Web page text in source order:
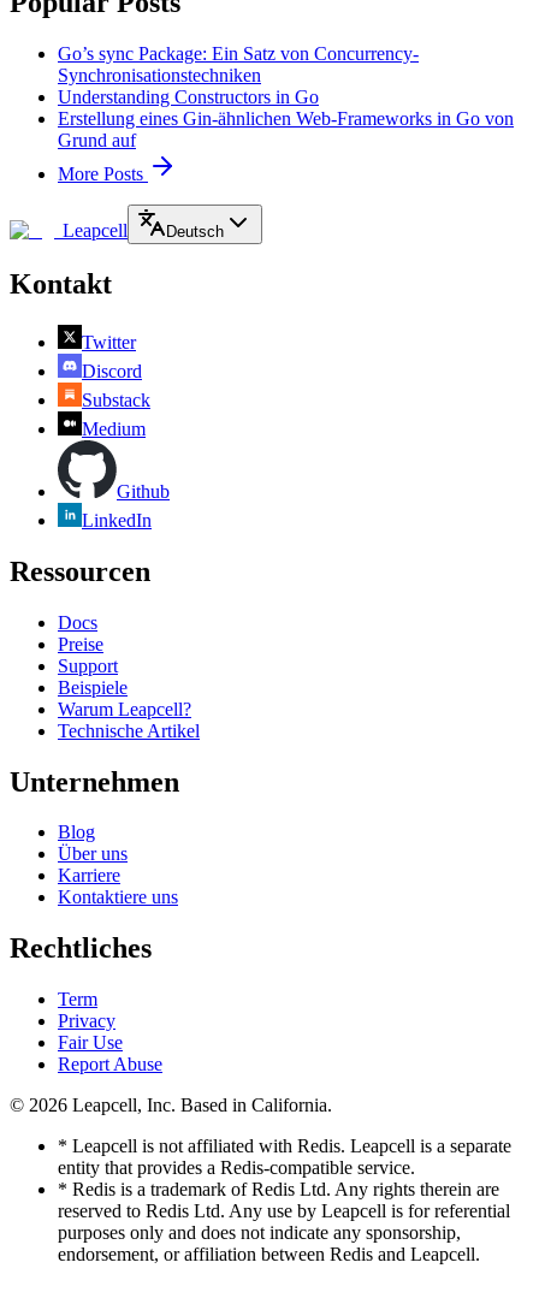
Go’s sync Package: Ein Satz von Concurrency-
Synchronisationstechniken
Understanding Constructors in Go
Erstellung eines Gin-ähnlichen Web-Frameworks in Go von
Grund auf
More Posts
Leapcell Deutsch
Kontakt
Twitter
Discord
Substack
Medium
Github
LinkedIn
Ressourcen
Docs
Preise
Support
Beispiele
Warum Leapcell?
Technische Artikel
Unternehmen
Blog
Über uns
Karriere
Kontaktiere uns
Rechtliches
Term
Privacy
Fair Use
Report Abuse
© 2026 Leapcell, Inc. Based in California.
* Leapcell is not affiliated with Redis. Leapcell is a separate
entity that provides a Redis-compatible service.
* Redis is a trademark of Redis Ltd. Any rights therein are
reserved to Redis Ltd. Any use by Leapcell is for referential
purposes only and does not indicate any sponsorship,
endorsement, or affiliation between Redis and Leapcell.